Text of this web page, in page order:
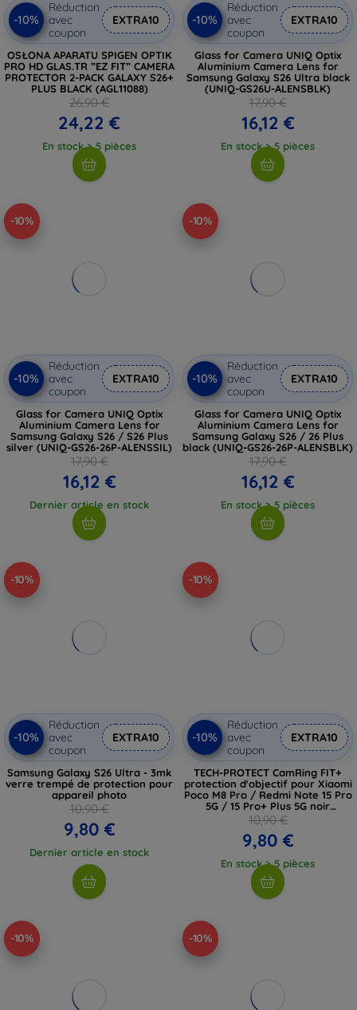
-10%
Réduction
avec
coupon
EXTRA10
OSŁONA APARATU SPIGEN OPTIK
PRO HD GLAS.TR ”EZ FIT” CAMERA
PROTECTOR 2-PACK GALAXY S26+
PLUS BLACK (AGL11088)
26,90 €
24,22 €
En stock > 5 pièces
-10%
Réduction
avec
coupon
EXTRA10
Glass for Camera UNIQ Optix
Aluminium Camera Lens for
Samsung Galaxy S26 Ultra black
(UNIQ-GS26U-ALENSBLK)
17,90 €
16,12 €
En stock > 5 pièces
-10%
-10%
Réduction
avec
coupon
EXTRA10
Glass for Camera UNIQ Optix
Aluminium Camera Lens for
Samsung Galaxy S26 / S26 Plus
silver (UNIQ-GS26-26P-ALENSSIL)
17,90 €
16,12 €
Dernier article en stock
-10%
-10%
Réduction
avec
coupon
EXTRA10
Glass for Camera UNIQ Optix
Aluminium Camera Lens for
Samsung Galaxy S26 / 26 Plus
black (UNIQ-GS26-26P-ALENSBLK)
17,90 €
16,12 €
En stock > 5 pièces
-10%
-10%
Réduction
avec
coupon
EXTRA10
Samsung Galaxy S26 Ultra - 3mk
verre trempé de protection pour
appareil photo
10,90 €
9,80 €
Dernier article en stock
-10%
-10%
Réduction
avec
coupon
EXTRA10
TECH-PROTECT CamRing FIT+
protection d'objectif pour Xiaomi
Poco M8 Pro / Redmi Note 15 Pro
5G / 15 Pro+ Plus 5G noir
(5906302352845)
10,90 €
9,80 €
En stock > 5 pièces
-10% -10%